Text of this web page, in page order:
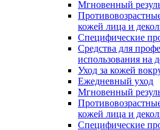
Мгновенный
кожей лица и
Специфические
Средства для
использования на
Уход за кожей
Ежедневный уход
Мгновенный
кожей лица и
Специфические